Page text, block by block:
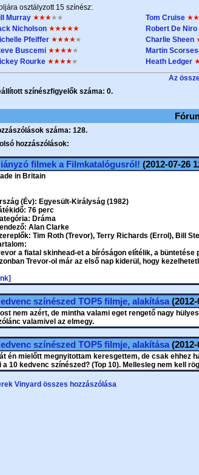
osztályzott 15 színész:
Murray
Tom Cruise
Nicholson
Robert De Niro
Pfeiffer
Charlie Sheen
Buscemi
Martin
Rourke
Heath Ledger
Az
színészfigyelők száma: 0.
száma: 128.
hozzászólások:
filmek a Filmkatalógusról! (2012-07-26
in Britain
(Év): Egyesült-Királyság (1982)
76 perc
Dráma
Alan Clarke
Tim Roth (Trevor), Terry Richards (Errol), Bill
a fiatal skinhead-et a bíróságon elítélik, a
Trevor-ol már az első nap kiderül, hogy
színészed TOP5 filmje, alakítása(2012-
nem azért, de mintha valami eget rengető nagy
valamivel az elmegy.
színészed TOP5 filmje, alakítása(2012-
én mielőtt megnyitottam keresgettem, de csak ehhez
a 10 kedvenc színészed? (Top 10). Mellesleg nem kell
Vinyard összes hozzászólása